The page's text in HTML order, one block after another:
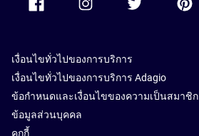
เงื่อนไขทั่วไปของการบริการ
เงื่อนไขทั่วไปของการบริการ Adagio
ข้อกำหนดและเงื่อนไขของความเป็นสมาชิก
ข้อมูลส่วนบุคคล
คุกกี้